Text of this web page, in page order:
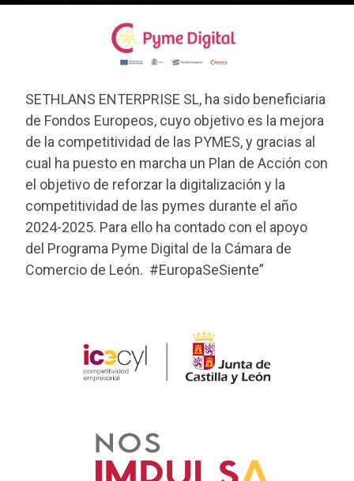
SETHLANS ENTERPRISE SL, ha sido beneficiaria
de Fondos Europeos, cuyo objetivo es la mejora
de la competitividad de las PYMES, y gracias al
cual ha puesto en marcha un Plan de Acción con
el objetivo de reforzar la digitalización y la
competitividad de las pymes durante el año
2024-2025. Para ello ha contado con el apoyo
del Programa Pyme Digital de la Cámara de
Comercio de León. #EuropaSeSiente”